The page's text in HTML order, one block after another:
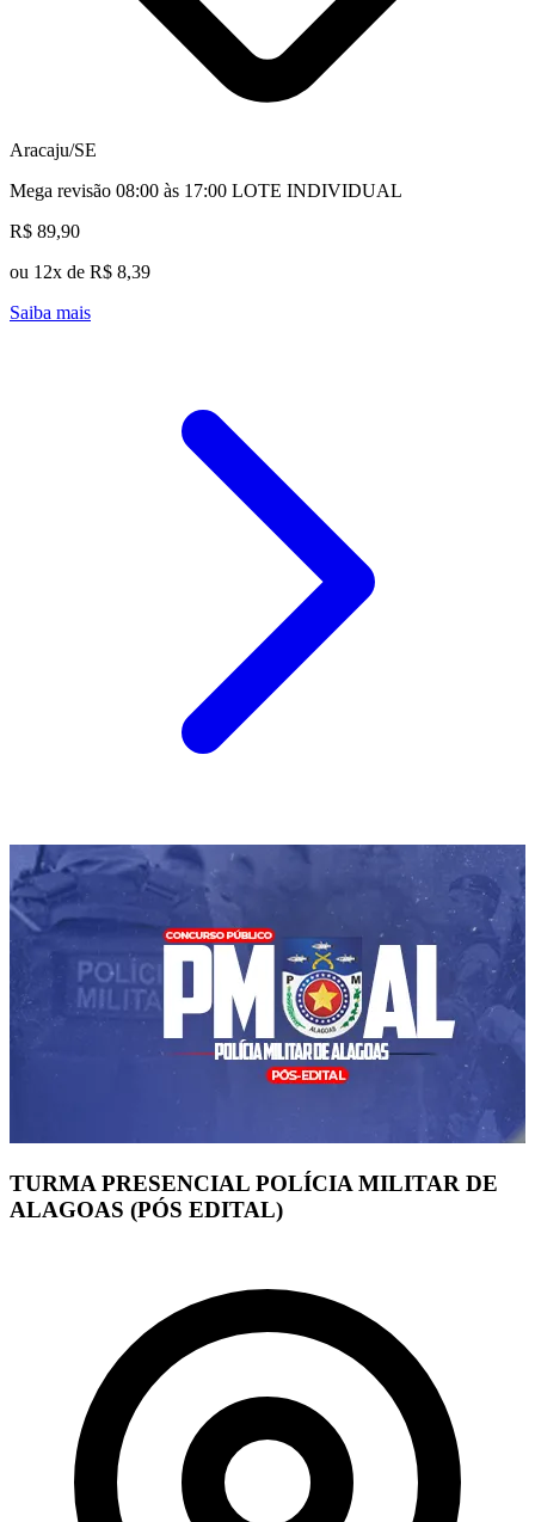
Aracaju/SE
Mega revisão 08:00 às 17:00 LOTE INDIVIDUAL
R$ 89,90
ou 12x de R$ 8,39
Saiba mais
TURMA PRESENCIAL POLÍCIA MILITAR DE
ALAGOAS (PÓS EDITAL)